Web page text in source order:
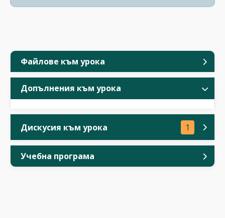
Файлове към урока
Допълнения към урока
Дискусия към урока 1
Учебна програма